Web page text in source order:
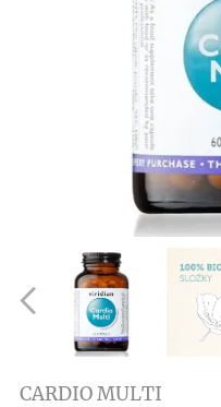
CARDIO MULTI